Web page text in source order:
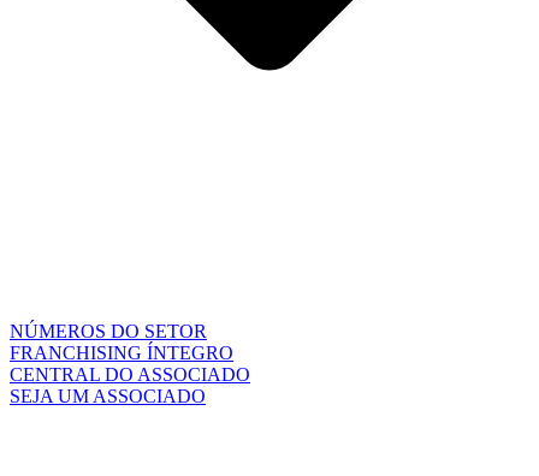
NÚMEROS DO SETOR
FRANCHISING ÍNTEGRO
CENTRAL DO ASSOCIADO
SEJA UM ASSOCIADO